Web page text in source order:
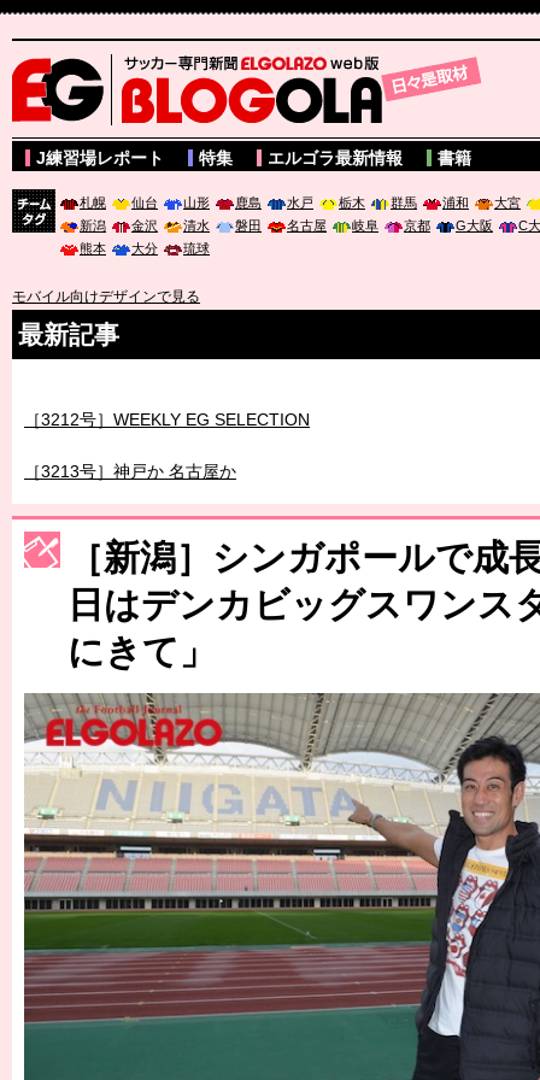
サッカー専門新聞ELGOLAZO web版 BLOGOLA
J練習場レポート 特集 エルゴラ最新情報 書籍
札幌 仙台 山形 鹿島 水戸 栃木 群馬 浦和
大宮
新潟
金沢 清水 磐田 名古屋 岐阜 京都 G大阪
C
熊本
大分 琉球
モバイル向けデザインで見る
最新記事
［3214号］WEST制覇
［3215号］WEEKLY EG SELECTION
［3216号］行く末占うラストワン
［3217号］最高の景色へ出国
［3218号］WEEKLY EG SELECTION
［3219号］特別な覇者へ 大逆転か連破か
［3220号］伝説の王者、黄金のシャーレ
［新潟］シンガポールで成
日はデンカビッグスワンス
にきて」